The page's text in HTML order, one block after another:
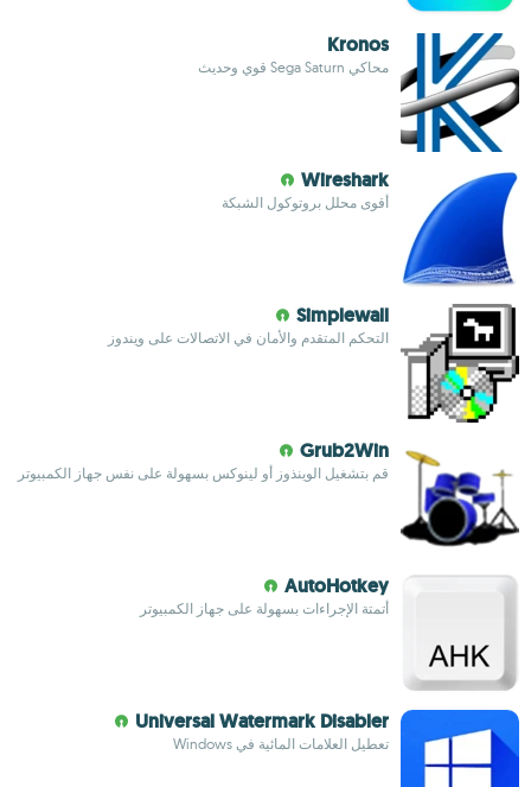
Kronos
محاكي Sega Saturn قوي وحديث
Wireshark
أقوى محلل بروتوكول الشبكة
Simplewall
التحكم المتقدم والأمان في الاتصالات على ويندوز
Grub2Win
قم بتشغيل الوينذوز أو لينوكس بسهولة على نفس جهاز الكمبيوتر
AutoHotkey
أتمتة الإجراءات بسهولة على جهاز الكمبيوتر
Universal Watermark Disabler
تعطيل العلامات المائية في Windows